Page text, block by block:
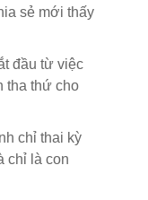
sẻ mới thấy
đầu từ việc
tha thứ cho
chỉ thai kỳ
chỉ là con